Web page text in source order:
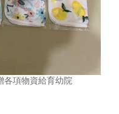
各項物資給育幼院